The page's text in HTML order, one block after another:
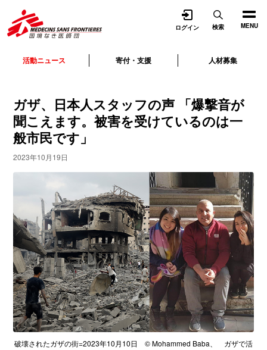
MENU
活動ニュース 寄付・支援 人材募集
ログイン 検索
ガザ、日本人スタッフの声 「爆撃音が
聞こえます。被害を受けているのは一
般市民です」
2023年10月19日
破壊されたガザの街=2023年10月10日 © Mohammed Baba、 ガザで活